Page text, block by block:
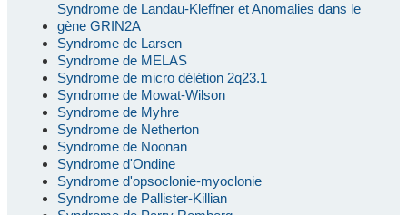
Syndrome de Landau-Kleffner et Anomalies dans le
gène GRIN2A
Syndrome de Larsen
Syndrome de MELAS
Syndrome de micro délétion 2q23.1
Syndrome de Mowat-Wilson
Syndrome de Myhre
Syndrome de Netherton
Syndrome de Noonan
Syndrome d'Ondine
Syndrome d'opsoclonie-myoclonie
Syndrome de Pallister-Killian